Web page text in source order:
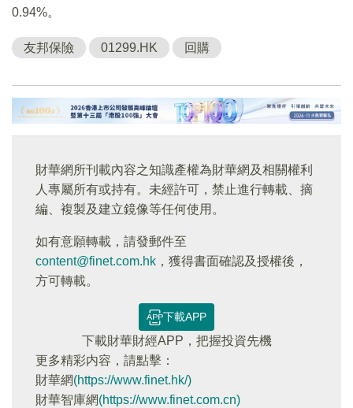
0.94%。
友邦保險 01299.HK 回購
財華網所刊載內容之知識產權為財華網及相關權利
人專屬所有或持有。未經許可，禁止進行轉載、摘
編、複製及建立鏡像等任何使用。
如有意願轉載，請發郵件至
content@finet.com.hk ，獲得書面確認及授權後，
方可轉載。
下載APP
下載財華財經APP，把握投資先機
更多精彩内容，請點擊：
財華網(https://www.finet.hk/)
財華智庫網(https://www.finet.com.cn)